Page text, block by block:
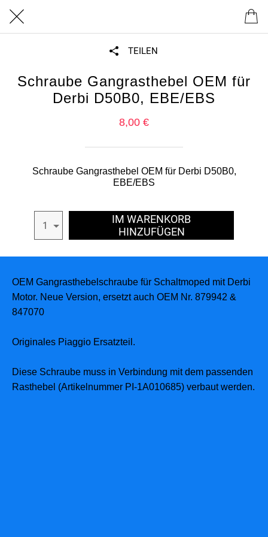
TEILEN
Schraube Gangrasthebel OEM für
Derbi D50B0, EBE/EBS
8,00 €
Schraube Gangrasthebel OEM für Derbi D50B0,
EBE/EBS
1
IM WARENKORB
HINZUFÜGEN
OEM Gangrasthebelschraube für Schaltmoped mit Derbi
Motor. Neue Version, ersetzt auch OEM Nr. 879942 &
847070
Originales Piaggio Ersatzteil.
Diese Schraube muss in Verbindung mit dem passenden
Rasthebel (Artikelnummer PI-1A010685) verbaut werden.